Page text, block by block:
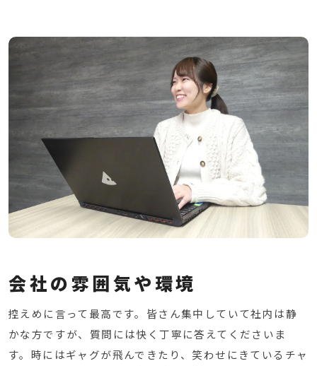
会社の雰囲気や環境
控えめに言って最高です。皆さん集中していて社内は静
かな方ですが、質問には快く丁寧に答えてくださいま
す。時にはギャグが飛んできたり、笑わせにきているチャ